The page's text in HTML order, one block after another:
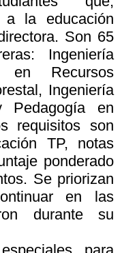
a la educación
Son 65
Ingeniería
en Recursos
Ingeniería
Pedagogía en
requisitos son
TP, notas
ponderado
Se priorizan
en las
durante su